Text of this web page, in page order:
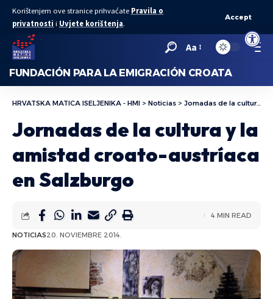
Abrir
Korištenjem ove stranice prihvaćate Pravila o
privatnosti i Uvjete korištenja.
Accept
Aa
FUNDACIÓN PARA LA EMIGRACIÓN CROATA
HRVATSKA MATICA ISELJENIKA - HMI > Noticias > Jornadas de la cultura y la amistad croato-austríaca en Salzburgo
Jornadas de la cultura y la
amistad croato-austríaca
en Salzburgo
NOTICIAS20. NOVIEMBRE 2014.
4 MIN READ